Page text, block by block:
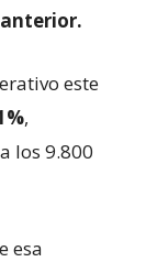
este
,
los 9.800
esa